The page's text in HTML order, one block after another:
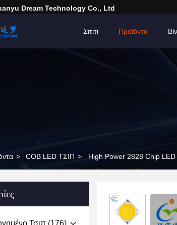
Dream Technology Co., Ltd
Σπίτι Προϊόντα
> COB LED ΤΣΙΠ > High Power 2828 Chip LED
Τσιπ (176)